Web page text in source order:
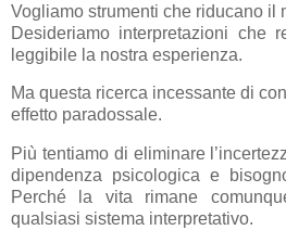
Vogliamo strumenti che riducano il
Desideriamo interpretazioni che
leggibile la nostra esperienza.
Ma questa ricerca incessante di
effetto paradossale.
Più tentiamo di eliminare
dipendenza psicologica e
Perché la vita rimane
qualsiasi sistema interpretativo.